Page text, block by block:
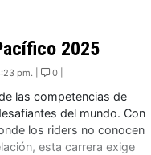
del mountainbike
cordillerano, destacando
valle para hacer posible
a la colaboración de
Bike Fest se consolida
año.
2025
pm. | 0 |
las competencias de
del mundo. Con
los riders no conocen
esta carrera exige